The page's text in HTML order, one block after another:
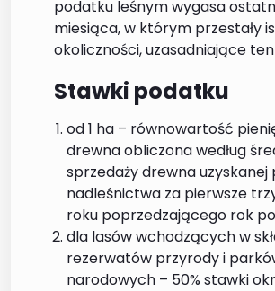
podatku leśnym wygasa
miesiąca, w którym przestały
okoliczności, uzasadniające
Stawki podatku
od 1 ha – równowartość
drewna obliczona według
sprzedaży drewna uzyskanej
nadleśnictwa za pierwsze
roku poprzedzającego rok
dla lasów wchodzących w
rezerwatów przyrody i
narodowych – 50% stawki